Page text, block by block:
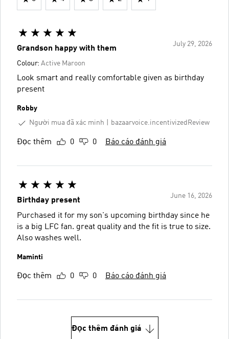
July 29, 2026
Grandson happy with them
Colour: Active Maroon
Look smart and really comfortable given as birthday
present
Robby
Người mua đã xác minh
bazaarvoice.incentivizedReview
Đọc thêm 0 0 Báo cáo đánh giá
June 16, 2026
Birthday present
Purchased it for my son's upcoming birthday since he
is a big LFC fan. great quality and the fit is true to size.
Also washes well.
Maminti
Đọc thêm 0 0 Báo cáo đánh giá
Đọc thêm đánh giá